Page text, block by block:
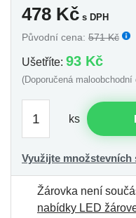
478 Kč s DPH
Původní cena: 571 Kč
Ušetříte: 93 Kč
(Doporučená
ks
Využijte množstevních
Žárovka není
nabídky LED